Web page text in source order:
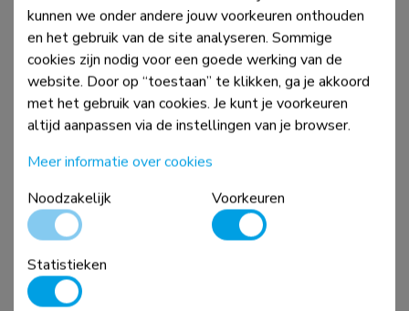
Vergelijk Bekijk
FPMA-D865DBLACK
Monitorstandaard 10-27" - gasveer
kunnen we onder andere jouw voorkeuren onthouden
en het gebruik van de site analyseren. Sommige
cookies zijn nodig voor een goede werking van de
website. Door op “toestaan” te klikken, ga je akkoord
met het gebruik van cookies. Je kunt je voorkeuren
altijd aanpassen via de instellingen van je browser.
Meer informatie over cookies
Noodzakelijk
Voorkeuren
Statistieken